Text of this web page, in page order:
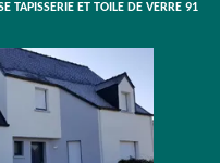
TAPISSERIE ET TOILE DE VERRE 91